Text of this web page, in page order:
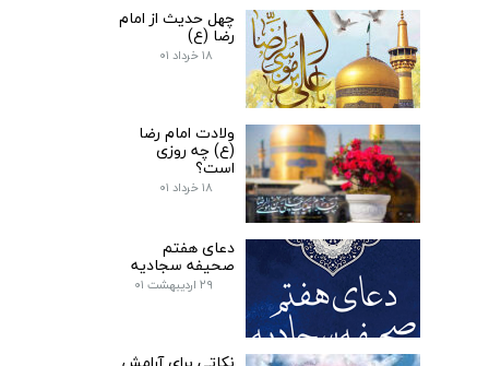
چهل حدیث از امام
رضا (ع)
۱۸ خرداد ۰۱
ولادت امام رضا
(ع) چه روزی
است؟
۱۸ خرداد ۰۱
دعای هفتم
صحیفه سجادیه
۲۹ اردیبهشت ۰۱